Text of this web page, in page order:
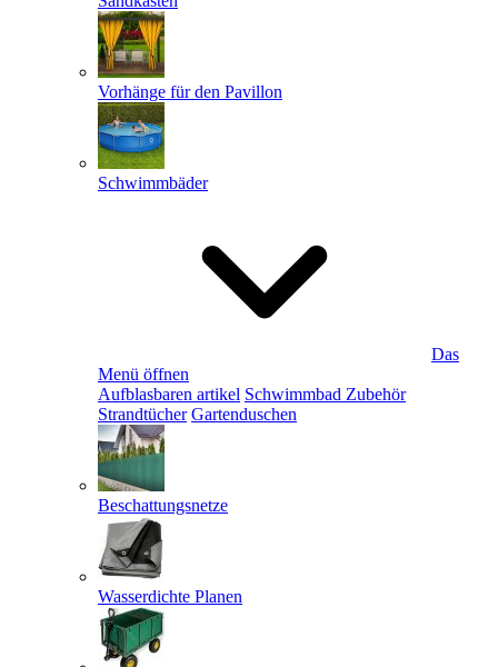
Vorhänge für den Pavillon
Schwimmbäder
Das
Menü öffnen
Aufblasbaren artikel Schwimmbad Zubehör
Strandtücher Gartenduschen
Beschattungsnetze
Wasserdichte Planen